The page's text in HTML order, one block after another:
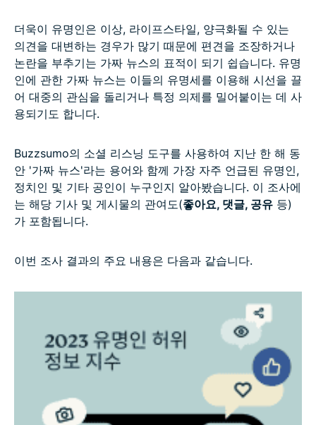
더욱이 유명인은 이상, 라이프스타일, 양극화될 수 있는
의견을 대변하는 경우가 많기 때문에 편견을 조장하거나
논란을 부추기는 가짜 뉴스의 표적이 되기 쉽습니다. 유명
인에 관한 가짜 뉴스는 이들의 유명세를 이용해 시선을 끌
어 대중의 관심을 돌리거나 특정 의제를 밀어붙이는 데 사
용되기도 합니다.
Buzzsumo의 소셜 리스닝 도구를 사용하여 지난 한 해 동
안 '가짜 뉴스'라는 용어와 함께 가장 자주 언급된 유명인,
정치인 및 기타 공인이 누구인지 알아봤습니다. 이 조사에
는 해당 기사 및 게시물의 관여도(좋아요, 댓글, 공유 등)
가 포함됩니다.
이번 조사 결과의 주요 내용은 다음과 같습니다.